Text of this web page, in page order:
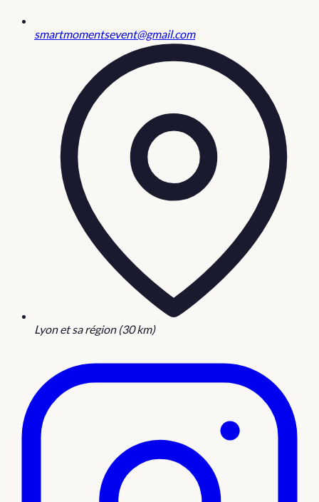
smartmomentsevent@gmail.com
Lyon et sa région (30 km)